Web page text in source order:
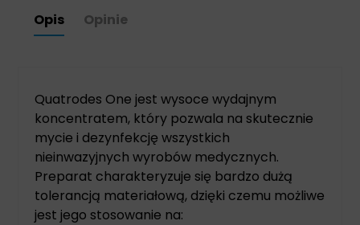
Opis Opinie
Quatrodes One jest wysoce wydajnym
koncentratem, który pozwala na skutecznie
mycie i dezynfekcję wszystkich
nieinwazyjnych wyrobów medycznych.
Preparat charakteryzuje się bardzo dużą
tolerancją materiałową, dzięki czemu możliwe
jest jego stosowanie na: